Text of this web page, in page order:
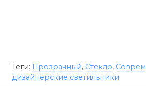
Теги: Прозрачный, Стекло,
дизайнерские светильники